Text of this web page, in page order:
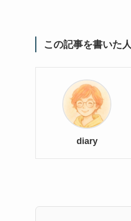
この記事を書いた人
diary